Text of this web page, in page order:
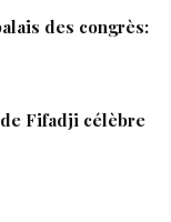
des congrès:
de Fifadji célèbre